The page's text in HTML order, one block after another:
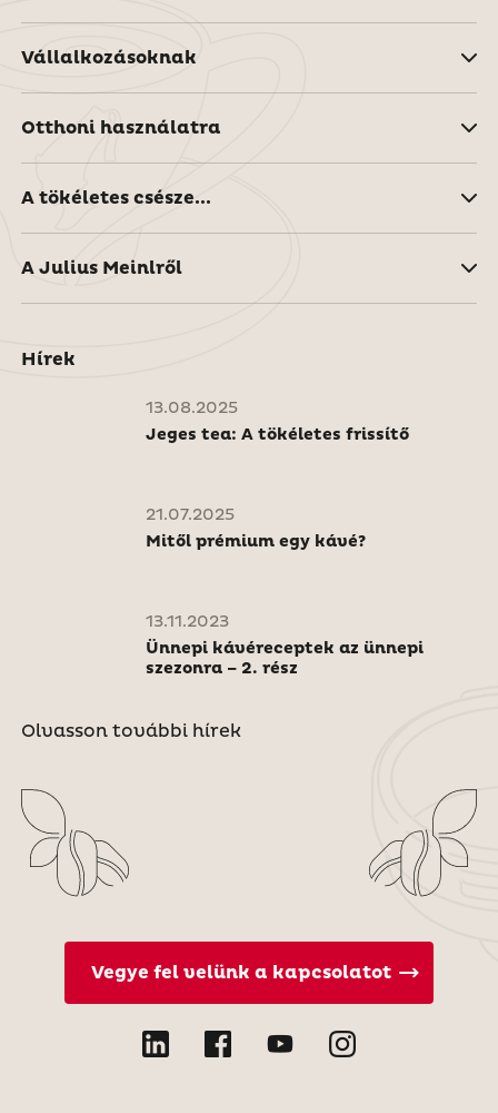
Vállalkozásoknak
Otthoni használatra
A tökéletes csésze...
A Julius Meinlről
Hírek
13.08.2025
Jeges tea: A tökéletes frissítő
21.07.2025
Mitől prémium egy kávé?
13.11.2023
Ünnepi kávéreceptek az ünnepi
szezonra – 2. rész
Olvasson további hírek
Vegye fel velünk a kapcsolatot